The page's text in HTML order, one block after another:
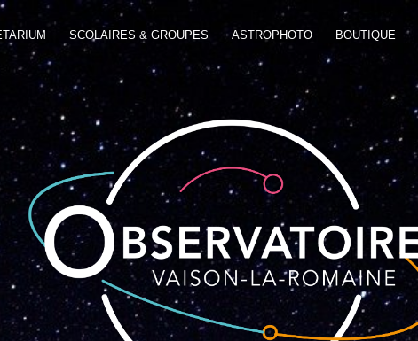
SCOLAIRES & GROUPES ASTROPHOTO BOUTIQUE